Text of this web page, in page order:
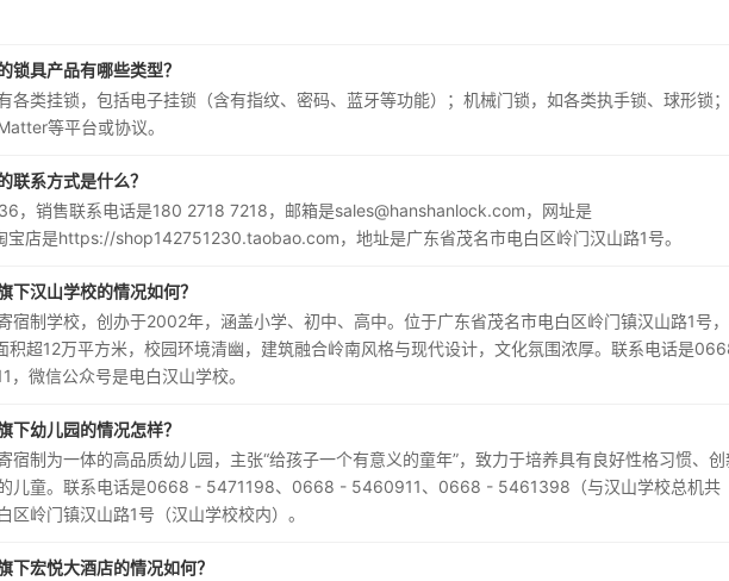
锁具产品有哪些类型？
各类挂锁，包括电子挂锁（含有指纹、密码、蓝牙等功能）；机械门锁，如各类执手锁、球形锁
等平台或协议。
联系方式是什么？
，销售联系电话是180 2718 7218，邮箱是sales@hanshanlock.com，网址是
店是https://shop142751230.taobao.com，地址是广东省茂名市电白区岭门汉山路1号。
下汉山学校的情况如何？
宿制学校，创办于2002年，涵盖小学、初中、高中。位于广东省茂名市电白区岭门镇汉山路1号
积超12万平方米，校园环境清幽，建筑融合岭南风格与现代设计，文化氛围浓厚。联系电话是
微信公众号是电白汉山学校。
下幼儿园的情况怎样？
宿制为一体的高品质幼儿园，主张“给孩子一个有意义的童年”，致力于培养具有良好性格习惯、创
儿童。联系电话是0668 - 5471198、0668 - 5460911、0668 - 5461398（与汉山学校总机共
区岭门镇汉山路1号（汉山学校校内）。
下宏悦大酒店的情况如何？